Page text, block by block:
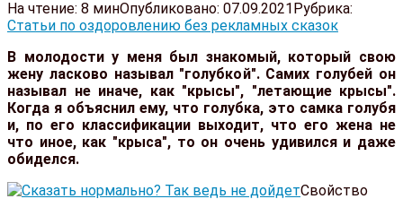
На чтение: 8 минОпубликовано: 07.09.2021Рубрика:
Статьи по оздоровлению без рекламных сказок
В молодости у меня был знакомый, который свою
жену ласково называл "голубкой". Самих голубей он
называл не иначе, как "крысы", "летающие крысы".
Когда я объяснил ему, что голубка, это самка голубя
и, по его классификации выходит, что его жена не
что иное, как "крыса", то он очень удивился и даже
обиделся.
Свойство